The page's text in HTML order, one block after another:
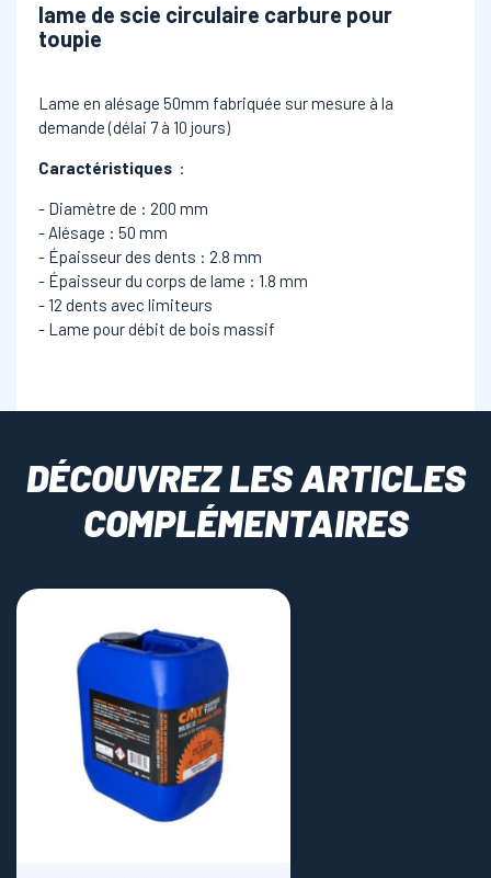
lame de scie circulaire carbure pour
toupie
Lame en alésage 50mm fabriquée sur mesure à la
demande (délai 7 à 10 jours)
Caractéristiques :
- Diamètre de : 200 mm
- Alésage : 50 mm
- Épaisseur des dents : 2.8 mm
- Épaisseur du corps de lame : 1.8 mm
- 12 dents avec limiteurs
- Lame pour débit de bois massif
DÉCOUVREZ LES ARTICLES
COMPLÉMENTAIRES